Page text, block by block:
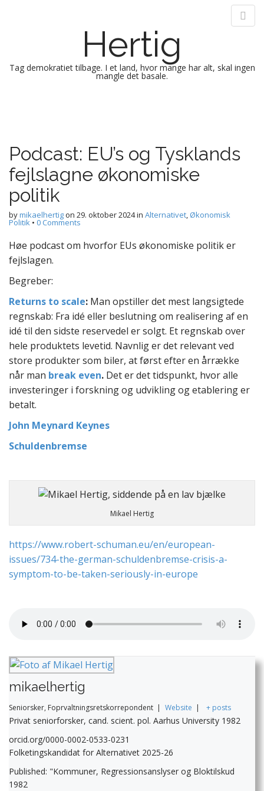
Hertig
Tag demokratiet tilbage. I et land, hvor mange har alt, skal ingen
mangle det basale.
n
m
e
n
u
t
o
c
o
n
t
e
n
t
Podcast: EU’s og Tysklands
fejlslagne økonomiske
politik
bymikaelhertigon 29. oktober 2024in Alternativet, Økonomisk
Politik • 0 Comments
Høe podcast om hvorfor EUs økonomiske politik er
fejlslagen.
Begreber:
Returns to scale: Man opstiller det mest langsigtede
regnskab: Fra idé eller beslutning om realisering af en
idé til den sidste reservedel er solgt. Et regnskab over
hele produktets levetid. Navnlig er det relevant ved
store produkter som biler, at først efter en årrække
når man break even. Det er det tidspunkt, hvor alle
investeringer i forskning og udvikling og etablering er
betalt.
John Meynard Keynes
Schuldenbremse
Mikael Hertig
https://www.robert-schuman.eu/en/european-
issues/734-the-german-schuldenbremse-crisis-a-
symptom-to-be-taken-seriously-in-europe
mikaelhertig
Seniorsker, Foprvaltningsretskorrepondent | Website | + posts
Privat seniorforsker, cand. scient. pol. Aarhus University 1982
orcid.org/0000-0002-0533-0231
Folketingskandidat for Alternativet 2025-26
Published: "Kommuner, Regressionsanslyser og Bloktilskud
1982